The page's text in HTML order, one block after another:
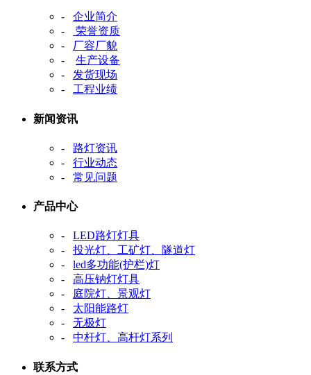
- 企业简介
-
荣誉资质
- 厂容厂貌
- 生产设备
- 发货现场
- 工程业绩
新闻资讯
- 路灯资讯
- 行业动态
- 常见问题
产品中心
- LED路灯灯具
- 投光灯、工矿灯、隧道灯
- led多功能(护栏)灯
- 高压钠灯灯具
- 庭院灯、景观灯
- 太阳能路灯
- 无极灯
- 中杆灯、高杆灯系列
联系方式